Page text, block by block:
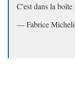
C'est dans la boîte
— Fabrice